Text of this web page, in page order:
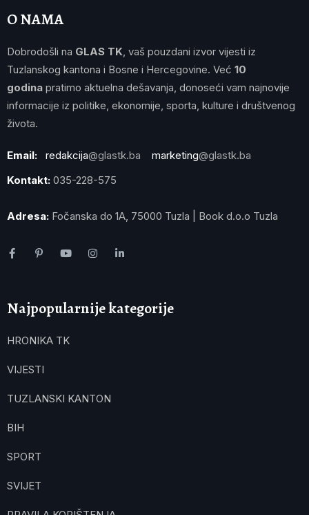
O NAMA
Dobrodošli na GLAS TK , vaš pouzdani izvor vijesti iz
Tuzlanskog kantona i Bosne i Hercegovine. Već 10
godina pratimo aktuelna dešavanja, donoseći vam najnovije
informacije iz politike, ekonomije, sporta, kulture i društvenog
života.
Email: redakcija@glastk.ba marketing@glastk.ba
Kontakt: 035-228-575
Adresa: Fočanska do 1A, 75000 Tuzla | Book d.o.o Tuzla
Najpopularnije kategorije
HRONIKA TK
VIJESTI
TUZLANSKI KANTON
BIH
SPORT
SVIJET